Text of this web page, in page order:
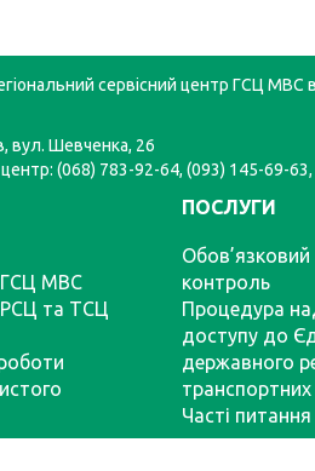
сервісний центр ГСЦ МВС в
вул. Шевченка, 26
(068) 783-92-64, (093) 145-69-
ГСЦ МВС
РСЦ та ТСЦ
ПОСЛУГИ
Обов’язковий
контроль
Процедура
доступу до
державного
транспортних
Часті питання